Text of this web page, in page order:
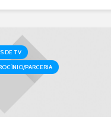
DE TV
PARCERIA